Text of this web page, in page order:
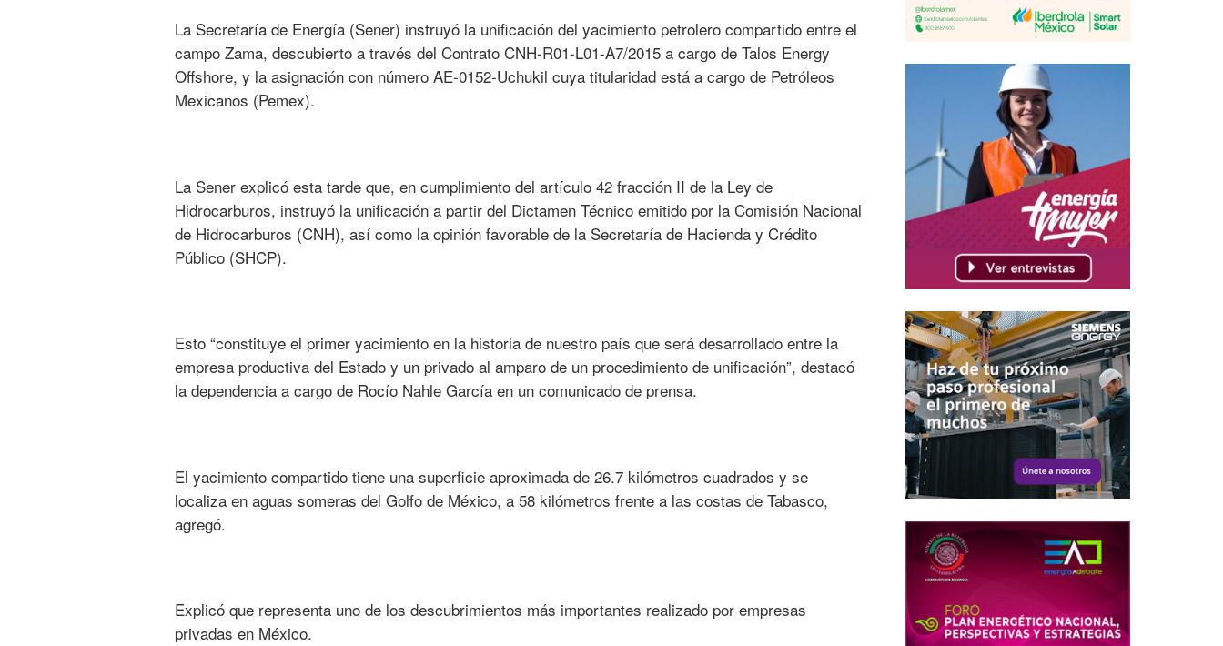
La Secretaría de Energía (Sener) instruyó la unificación del yacimiento petrolero compartido entre el
campo Zama, descubierto a través del Contrato CNH-R01-L01-A7/2015 a cargo de Talos Energy
Offshore, y la asignación con número AE-0152-Uchukil cuya titularidad está a cargo de Petróleos
Mexicanos (Pemex).
La Sener explicó esta tarde que, en cumplimiento del artículo 42 fracción II de la Ley de
Hidrocarburos, instruyó la unificación a partir del Dictamen Técnico emitido por la Comisión Nacional
de Hidrocarburos (CNH), así como la opinión favorable de la Secretaría de Hacienda y Crédito
Público (SHCP).
Esto “constituye el primer yacimiento en la historia de nuestro país que será desarrollado entre la
empresa productiva del Estado y un privado al amparo de un procedimiento de unificación”, destacó
la dependencia a cargo de Rocío Nahle García en un comunicado de prensa.
El yacimiento compartido tiene una superficie aproximada de 26.7 kilómetros cuadrados y se
localiza en aguas someras del Golfo de México, a 58 kilómetros frente a las costas de Tabasco,
agregó.
Explicó que representa uno de los descubrimientos más importantes realizado por empresas
privadas en México.